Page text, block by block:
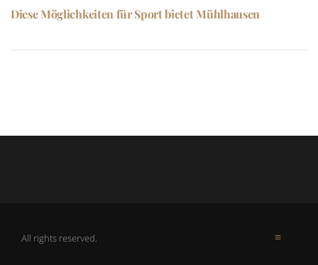
Diese Möglichkeiten für Sport bietet Mühlhausen
All rights reserved.